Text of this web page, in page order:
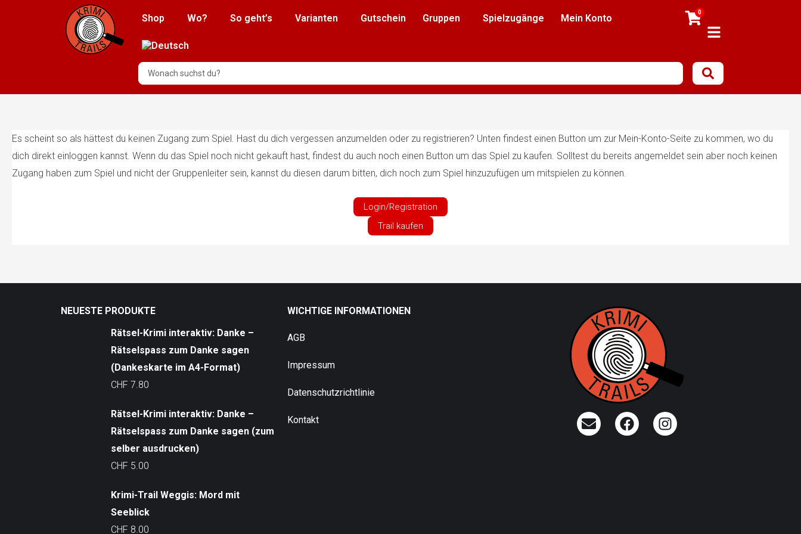
Shop Wo? So geht’s Varianten Gutschein Gruppen Spielzugänge Mein Konto
0
Es scheint so als hättest du keinen Zugang zum Spiel. Hast du dich vergessen anzumelden oder zu registrieren? Unten findest einen Button um zur Mein-Konto-Seite zu kommen, wo du
dich direkt einloggen kannst. Wenn du das Spiel noch nicht gekauft hast, findest du auch noch einen Button um das Spiel zu kaufen. Solltest du bereits angemeldet sein aber noch keinen
Zugang haben zum Spiel und nicht der Gruppenleiter sein, kannst du diesen darum bitten, dich noch zum Spiel hinzuzufügen um mitspielen zu können.
Login/Registration
Trail kaufen
NEUESTE PRODUKTE
Rätsel-Krimi interaktiv: Danke –
Rätselspass zum Danke sagen
(Dankeskarte im A4-Format)
CHF 7.80
Rätsel-Krimi interaktiv: Danke –
Rätselspass zum Danke sagen (zum
selber ausdrucken)
CHF 5.00
Krimi-Trail Weggis: Mord mit
Seeblick
CHF 8.00
WICHTIGE INFORMATIONEN
AGB
Impressum
Datenschutzrichtlinie
Kontakt